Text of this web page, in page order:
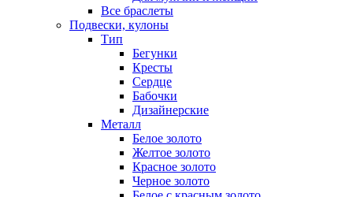
Все браслеты
Подвески, кулоны
Тип
Бегунки
Кресты
Сердце
Бабочки
Дизайнерские
Металл
Белое золото
Желтое золото
Красное золото
Черное золото